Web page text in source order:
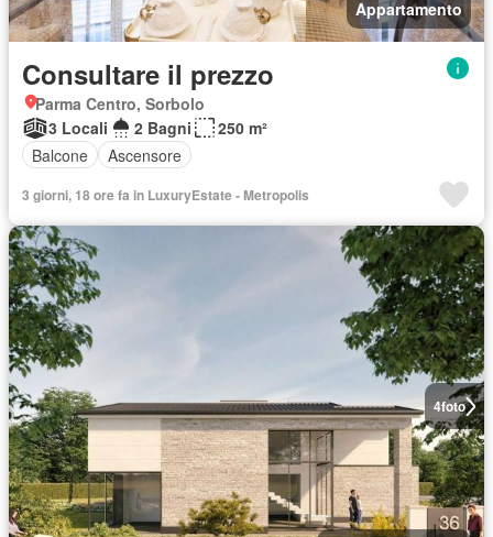
Appartamento
Consultare il prezzo
Parma Centro, Sorbolo
3 Locali
2 Bagni
250 m²
Balcone
Ascensore
3 giorni, 18 ore fa in LuxuryEstate - Metropolis
4foto